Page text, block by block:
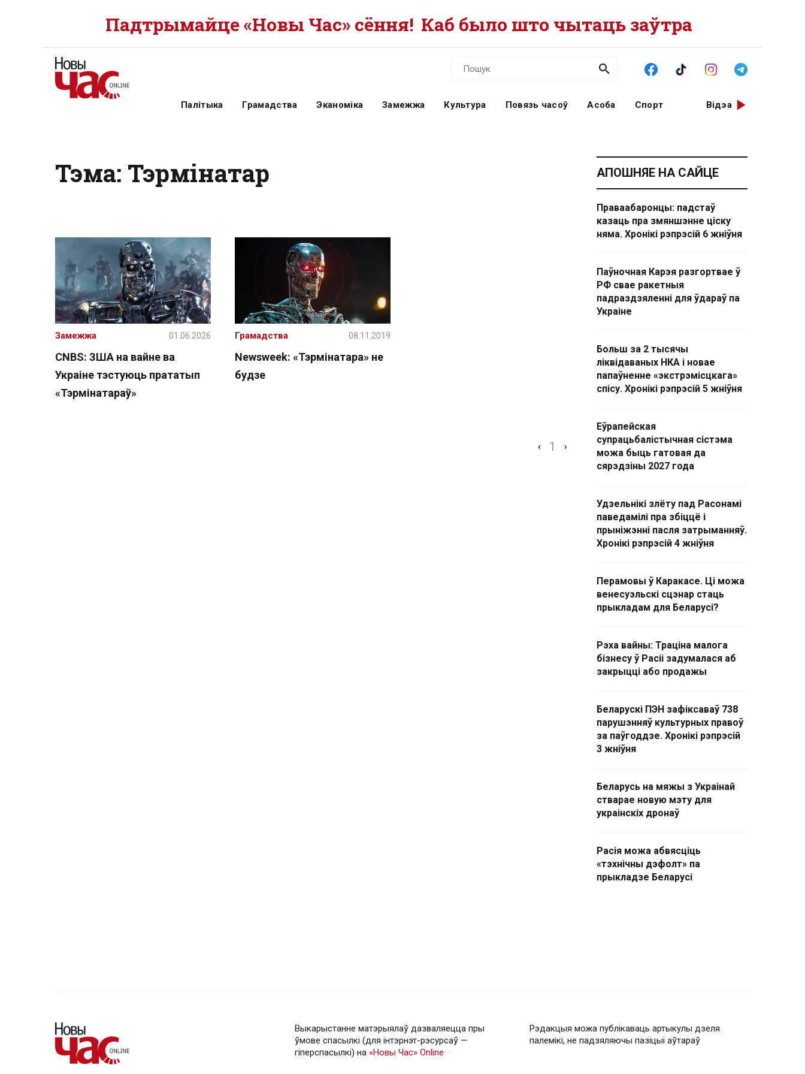
Падтрымайце «Новы Час» сёння! Каб было што чытаць заўтра
Палітыка Грамадства Эканоміка Замежжа Культура Повязь часоў Асоба Спорт Відэа
Тэма: Тэрмінатар
CNBS: ЗША на вайне ва
Украіне тэстуюць прататып
«Тэрмінатараў»
Замежжа 01.06.2026
Newsweek: «Тэрмінатара» не
будзе
Грамадства 08.11.2019
‹ 1 ›
АПОШНЯЕ НА САЙЦЕ
Праваабаронцы: падстаў
казаць пра змяншэнне ціску
няма. Хронікі рэпрэсій 6 жніўня
Паўночная Карэя разгортвае ў
РФ свае ракетныя
падраздзяленні для ўдараў па
Украіне
Больш за 2 тысячы
ліквідаваных НКА і новае
папаўненне «экстрэмісцкага»
спісу. Хронікі рэпрэсій 5 жніўня
Еўрапейская
супрацьбалістычная сістэма
можа быць гатовая да
сярэдзіны 2027 года
Удзельнікі злёту пад Расонамі
паведамілі пра збіццё і
прыніжэнні пасля затрыманняў.
Хронікі рэпрэсій 4 жніўня
Перамовы ў Каракасе. Ці можа
венесуэльскі сцэнар стаць
прыкладам для Беларусі?
Рэха вайны: Траціна малога
бізнесу ў Расіі задумалася аб
закрыцці або продажы
Беларускі ПЭН зафіксаваў 738
парушэнняў культурных правоў
за паўгоддзе. Хронікі рэпрэсій
3 жніўня
Беларусь на мяжы з Украінай
стварае новую мэту для
украінскіх дронаў
Расія можа абвясціць
«тэхнічны дэфолт» па
прыкладзе Беларусі
Выкарыстанне матэрыялаў дазваляецца пры
ўмове спасылкі (для інтэрнэт-рэсурсаў —
гiперспасылкi) на «Новы Час» Online
Рэдакцыя можа публікаваць артыкулы дзеля
палемікі, не падзяляючы пазіцыі аўтараў